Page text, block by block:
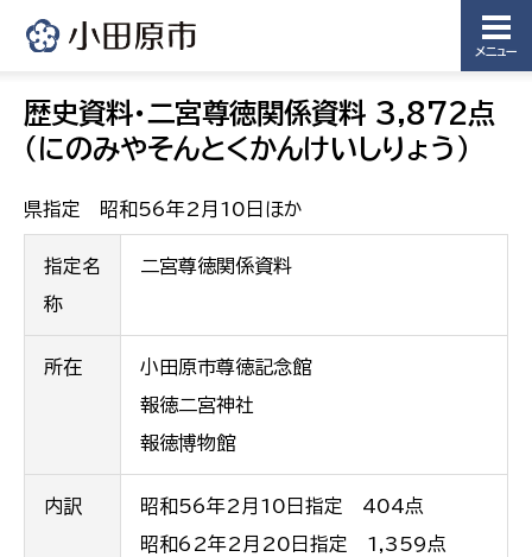
メニュー
歴史資料・二宮尊徳関係資料 3,872点
（にのみやそんとくかんけいしりょう）
県指定 昭和56年2月10日ほか
指定名
称
二宮尊徳関係資料
所在
小田原市尊徳記念館
報徳二宮神社
報徳博物館
内訳
昭和56年2月10日指定 404点
昭和62年2月20日指定 1,359点